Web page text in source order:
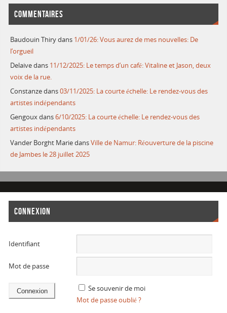
COMMENTAIRES
Baudouin Thirydans 1/01/26: Vous aurez de mes nouvelles: De
l’orgueil
Delaivedans 11/12/2025: Le temps d’un café: Vitaline et Jason, deux
voix de la rue.
Constanzedans03/11/2025: La courte échelle: Le rendez-vous des
artistes indépendants
Gengouxdans6/10/2025: La courte échelle: Le rendez-vous des
artistes indépendants
Vander Borght MariedansVille de Namur: Réouverture de la piscine
de Jambes le 28 juillet 2025
CONNEXION
Identifiant
Mot de passe
Se souvenir de moi
Mot de passe oublié ?